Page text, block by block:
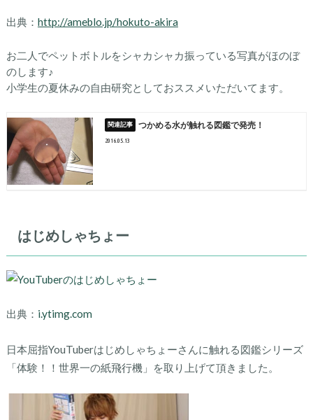
出典： http://ameblo.jp/hokuto-akira
お二人でペットボトルをシャカシャカ振っている写真がほのぼ
のします♪
小学生の夏休みの自由研究としておススメいただいてます。
つかめる水が触れる図鑑で発売！
2016.05.13
はじめしゃちょー
出典： i.ytimg.com
日本屈指YouTuberはじめしゃちょーさんに触れる図鑑シリーズ
「体験！！世界一の紙飛行機」を取り上げて頂きました。